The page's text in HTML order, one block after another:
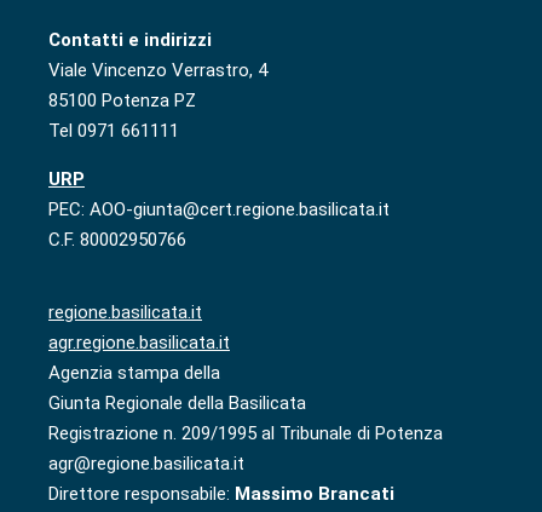
Contatti e indirizzi
Viale Vincenzo Verrastro, 4
85100 Potenza PZ
Tel 0971 661111
URP
PEC: AOO-giunta@cert.regione.basilicata.it
C.F. 80002950766
regione.basilicata.it
agr.regione.basilicata.it
Agenzia stampa della
Giunta Regionale della Basilicata
Registrazione n. 209/1995 al Tribunale di Potenza
agr@regione.basilicata.it
Direttore responsabile: Massimo Brancati